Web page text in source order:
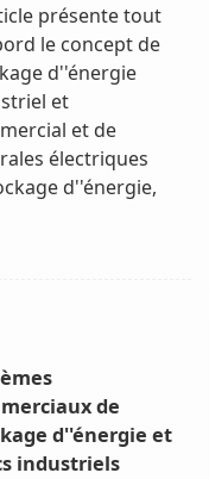
présente tout
le concept de
d''énergie
et
et de
électriques
d''énergie,
de
d''énergie et
industriels